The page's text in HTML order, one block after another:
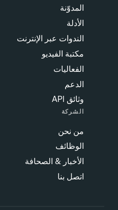
المدوّنة
الأدلة
الندوات عبر الإنترنت
مكتبة الفيديو
الفعاليات
الدعم
وثائق API
الشركة
من نحن
الوظائف
الأخبار & الصحافة
اتصل بنا